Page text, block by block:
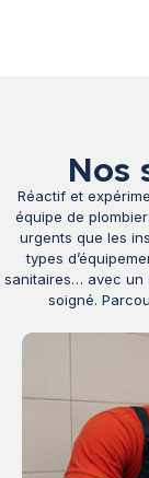
Nos
Réactif et
équipe de
urgents que les
types
sanitaires… avec un
soigné.